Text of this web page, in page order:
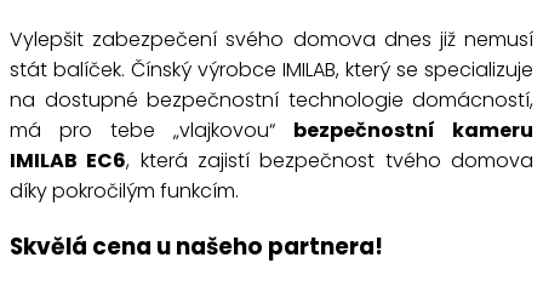
Vylepšit zabezpečení svého domova dnes již nemusí
stát balíček. Čínský výrobce IMILAB, který se specializuje
na dostupné bezpečnostní technologie domácností,
má pro tebe „vlajkovou“ bezpečnostní kameru
IMILAB EC6, která zajistí bezpečnost tvého domova
díky pokročilým funkcím.
Skvělá cena u našeho partnera!